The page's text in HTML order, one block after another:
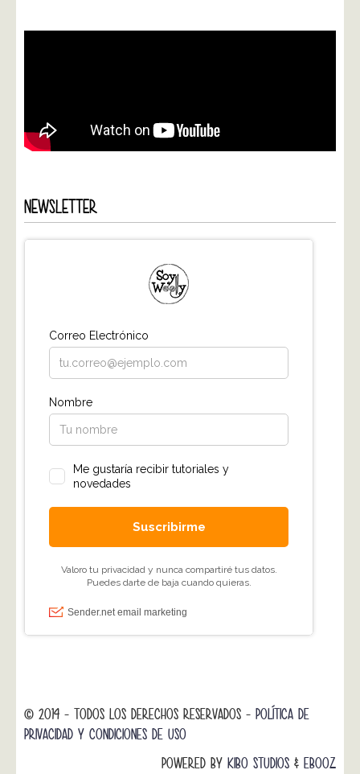
NEWSLETTER
© 2014 - TODOS LOS DERECHOS RESERVADOS - POLÍTICA DE
PRIVACIDAD Y CONDICIONES DE USO
POWERED BY KIBO STUDIOS & EBOOZ